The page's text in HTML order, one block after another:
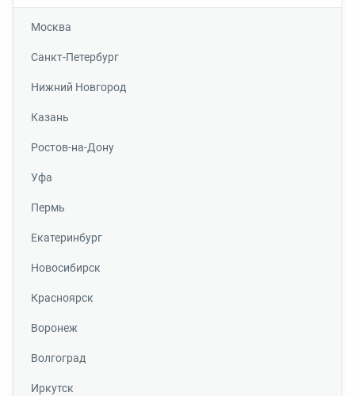
Москва
Санкт-Петербург
Нижний Новгород
Казань
Ростов-на-Дону
Уфа
Пермь
Екатеринбург
Новосибирск
Красноярск
Воронеж
Волгоград
Иркутск